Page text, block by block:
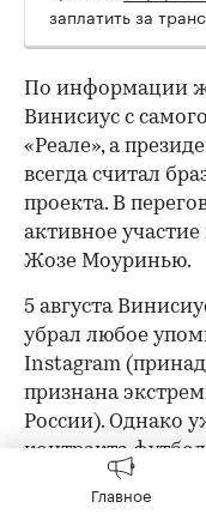
заплатить за
По информации
Винисиус с
«Реале», а
всегда считал
проекта. В
активное
Жозе Моуринью.
5 августа
убрал любое
Instagram
признана
России). Однако
контракта
выложил фото,
«Реала».
Главное